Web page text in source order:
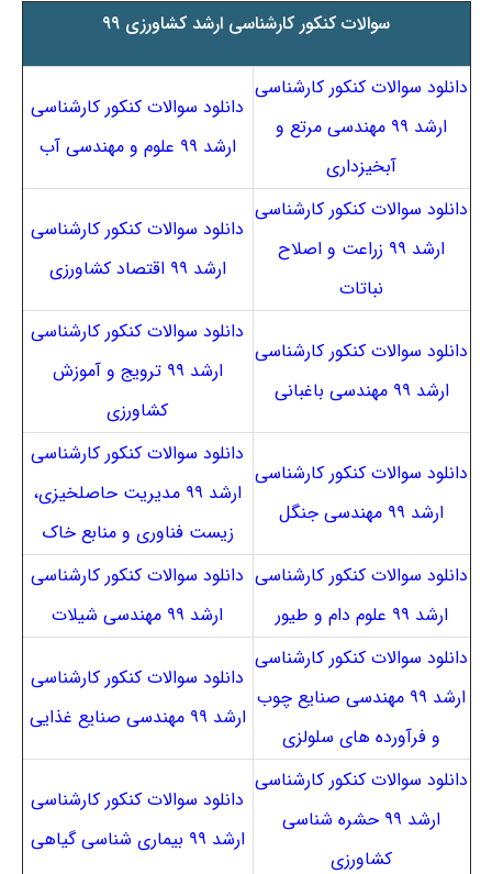
سوالات کنکور کارشناسی ارشد کشاورزی ۹۹
دانلود سوالات کنکور کارشناسی
ارشد ۹۹ مهندسی مرتع و
آبخیزداری
دانلود سوالات کنکور کارشناسی
ارشد ۹۹ علوم و مهندسی آب
دانلود سوالات کنکور کارشناسی
ارشد ۹۹ زراعت و اصلاح
نباتات
دانلود سوالات کنکور کارشناسی
ارشد ۹۹ اقتصاد کشاورزی
دانلود سوالات کنکور کارشناسی
ارشد ۹۹ مهندسی باغبانی
دانلود سوالات کنکور کارشناسی
ارشد ۹۹ ترویج و آموزش
کشاورزی
دانلود سوالات کنکور کارشناسی
ارشد ۹۹ مهندسی جنگل
دانلود سوالات کنکور کارشناسی
ارشد ۹۹ مدیریت حاصلخیزی،
زیست فناوری و منابع خاک
دانلود سوالات کنکور کارشناسی
ارشد ۹۹ علوم دام و طیور
دانلود سوالات کنکور کارشناسی
ارشد ۹۹ مهندسی شیلات
دانلود سوالات کنکور کارشناسی
ارشد ۹۹ مهندسی صنایع چوب
و فرآورده های سلولزی
دانلود سوالات کنکور کارشناسی
ارشد ۹۹ مهندسی صنایع غذایی
دانلود سوالات کنکور کارشناسی
ارشد ۹۹ حشره شناسی
کشاورزی
دانلود سوالات کنکور کارشناسی
ارشد ۹۹ بیماری شناسی گیاهی